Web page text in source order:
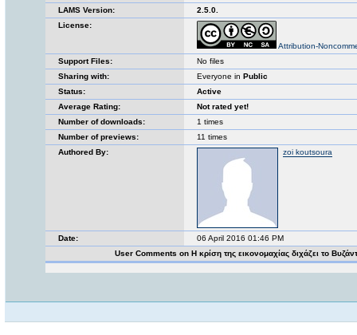
LAMS Version:
2.5.0.
License:
Attribution-
Support Files:
No files
Sharing with:
Everyone in Public
Status:
Active
Average Rating:
Not rated yet!
Number of downloads:
1 times
Number of previews:
11 times
Authored By:
zoi koutsoura
Date:
06 April 2016 01:46 PM
User Comments on Η κρίση της εικονομαχίας διχάζει το